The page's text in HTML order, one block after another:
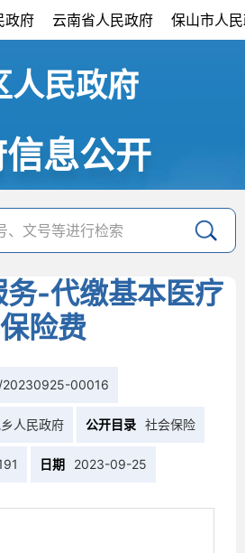
政府 云南省人民政府 保山市人
人民政府
息公开
务-代缴基本医疗
保险费
00016
人民政府 公开目录 社会保险
日期 2023-09-25